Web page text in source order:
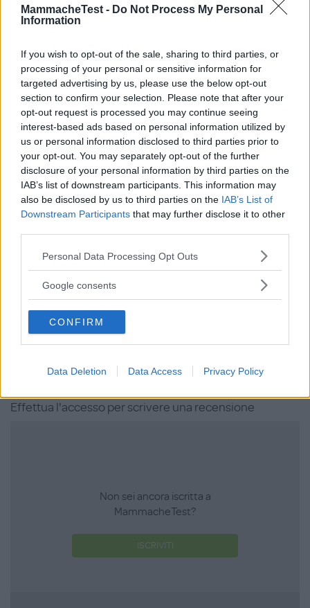
MammacheTest - Do Not Process My Personal
Information
If you wish to opt-out of the sale, sharing to third parties, or
processing of your personal or sensitive information for
targeted advertising by us, please use the below opt-out
section to confirm your selection. Please note that after your
opt-out request is processed you may continue seeing
interest-based ads based on personal information utilized by
us or personal information disclosed to third parties prior to
your opt-out. You may separately opt-out of the further
disclosure of your personal information by third parties on the
IAB’s list of downstream participants. This information may
also be disclosed by us to third parties on the IAB’s List of
Downstream Participants that may further disclose it to other
Please note that this website/app uses one or more Google
not limited to your visit or usage behaviour. You may click to
use your data for below specified purposes in below Google
consent section.
Personal Data Processing Opt Outs
Google consents
CONFIRM
Data Deletion Data Access Privacy Policy
18.10.22
Un gioco divertente ma pericoloso. La mia bambina, ancora
Utile
0)
Giusy.dis
Vip Advisor
«Ottimo prodotto»
30.05.22
9.8
Utilissimo per i primissimi passi del bambino , gioco
Utile
Effettua l'accesso per scrivere una recensione
Non sei ancora iscritta a
MammacheTest?
ISCRIVITI